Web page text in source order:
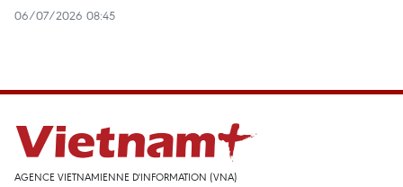
06/07/2026 08:45
AGENCE VIETNAMIENNE D'INFORMATION (VNA)